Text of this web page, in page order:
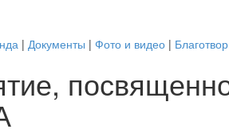
| Документы | Фото и видео |